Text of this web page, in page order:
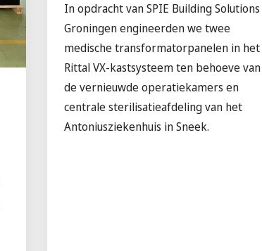
In opdracht van SPIE Building Solutions
Groningen engineerden we twee
medische transformatorpanelen in het
Rittal VX-kastsysteem ten behoeve van
de vernieuwde operatiekamers en
centrale sterilisatieafdeling van het
Antoniusziekenhuis in Sneek.